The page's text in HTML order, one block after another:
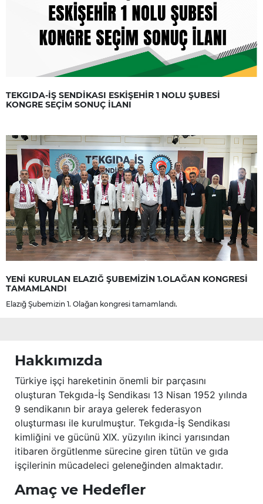
TEKGIDA-İŞ SENDİKASI ESKİŞEHİR 1 NOLU ŞUBESİ
KONGRE SEÇİM SONUÇ İLANI
YENİ KURULAN ELAZIĞ ŞUBEMİZİN 1.OLAĞAN KONGRESİ
TAMAMLANDI
Elazığ Şubemizin 1. Olağan kongresi tamamlandı.
Hakkımızda
Türkiye işçi hareketinin önemli bir parçasını
oluşturan Tekgıda-İş Sendikası 13 Nisan 1952 yılında
9 sendikanın bir araya gelerek federasyon
oluşturması ile kurulmuştur. Tekgıda-İş Sendikası
kimliğini ve gücünü XIX. yüzyılın ikinci yarısından
itibaren örgütlenme sürecine giren tütün ve gıda
işçilerinin mücadeleci geleneğinden almaktadır.
Amaç ve Hedefler